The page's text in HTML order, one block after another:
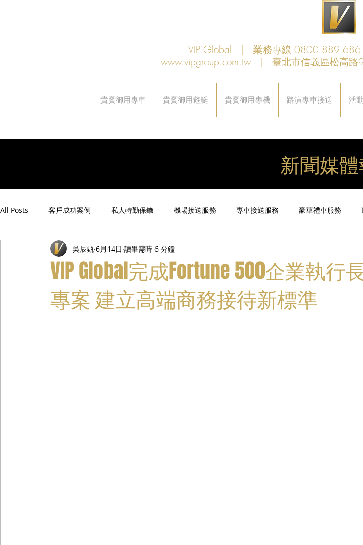
VIP Global | 業務專線 0800 889
www.vipgroup.com.tw | 臺北市信義區松高
貴賓御用專車 貴賓御用遊艇 貴賓御用專機 路演專車接送 活
新聞媒
All Posts 客戶成功案例 私人特勤保鑣 機場接送服務 專車接送服務 豪華禮車服務
禮遇通關服務 主管專業司機 活動禮賓接待
VIP Global完成Fortune 500企業執行
專案 建立高端商務接待新標準
吳辰甄 6月14日 讀畢需時 6 分鐘